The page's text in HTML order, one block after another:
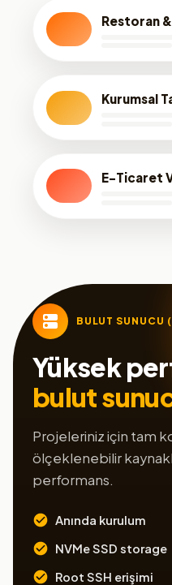
Restoran
Kurumsal
E-Ticaret
BULUT SUNUCU
Yüksek
bulut
Projeleriniz için tam
ölçeklenebilir
performans.
Anında kurulum
NVMe SSD storage
Root SSH erişimi